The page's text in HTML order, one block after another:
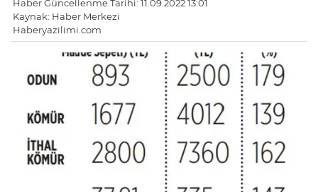
Haber Güncellenme Tarihi: 11.09.2022 13:01
Kaynak: Haber Merkezi
Haberyazilimi.com